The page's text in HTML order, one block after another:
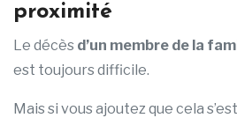
proximité
Le décès d’un membre de la
est toujours difficile.
Mais si vous ajoutez que cela